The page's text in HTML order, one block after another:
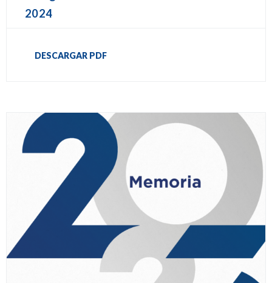
2024
DESCARGAR PDF